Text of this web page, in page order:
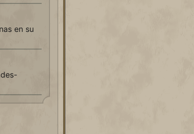
en su